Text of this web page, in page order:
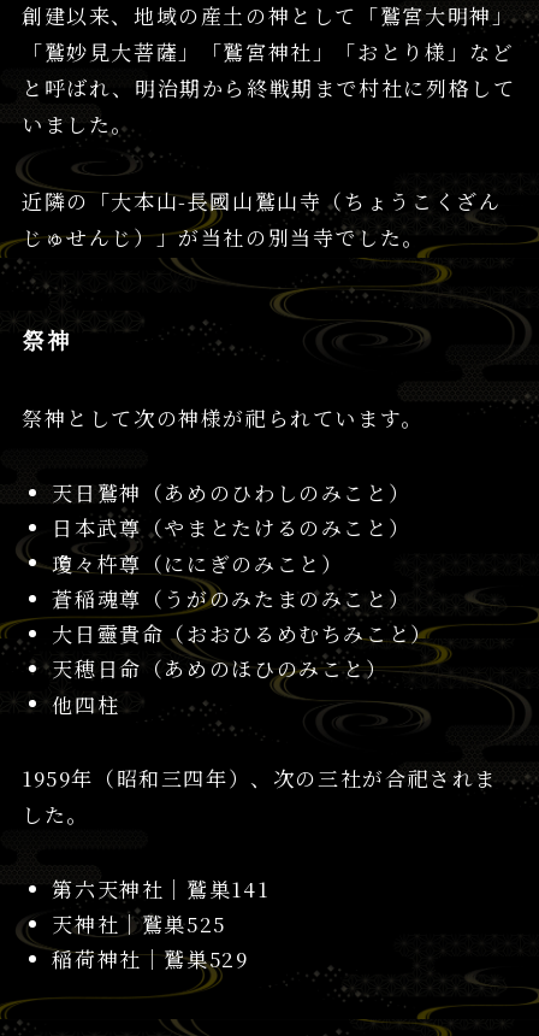
創建以来、地域の産土の神として「鷲宮大明神」
「鷲妙見大菩薩」「鷲宮神社」「おとり様」など
と呼ばれ、明治期から終戦期まで村社に列格して
いました。
近隣の「大本山-長國山鷲山寺（ちょうこくざん
じゅせんじ）」が当社の別当寺でした。
祭神
祭神として次の神様が祀られています。
天日鷲神（あめのひわしのみこと）
日本武尊（やまとたけるのみこと）
瓊々杵尊（ににぎのみこと）
蒼稲魂尊（うがのみたまのみこと）
大日靈貴命（おおひるめむちみこと）
天穂日命（あめのほひのみこと）
他四柱
1959年（昭和三四年）、次の三社が合祀されま
した。
第六天神社│鷲巣141
天神社│鷲巣525
稲荷神社│鷲巣529